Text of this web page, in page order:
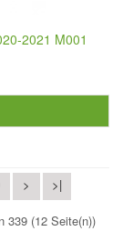
2021 M001
> >|
339 (12 Seite(n))